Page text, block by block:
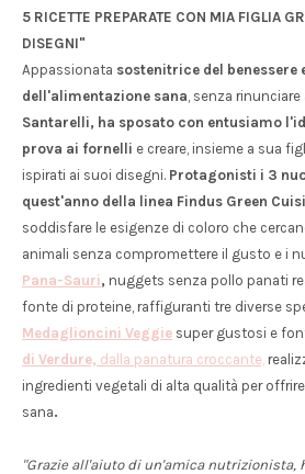
5 RICETTE PREPARATE CON MIA FIGLIA
DISEGNI"
Appassionata sostenitrice del benessere
dell'alimentazione sana, senza
Santarelli, ha sposato con entusiamo
prova ai fornelli e creare, insieme a sua
ispirati ai suoi disegni. Protagonisti i 3
quest'anno della linea Findus Green
soddisfare le esigenze di coloro che
animali senza compromettere il gusto e i
Pana-Sauri, nuggets senza pollo panati
fonte di proteine, raffiguranti tre diverse
Medaglioncini Veggie super gustosi e
di Verdure, dalla panatura croccante,
ingredienti vegetali di alta qualità per
sana.
"Grazie all'aiuto di un'amica nutrizionista,